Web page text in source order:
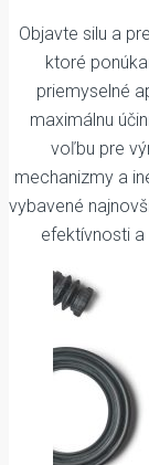
Objavte silu a
ktoré
priemyselné
maximálnu
voľbu pre
mechanizmy a
vybavené
efektívnosti